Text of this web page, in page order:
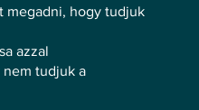
megadni, hogy tudjuk
azzal
tudjuk a